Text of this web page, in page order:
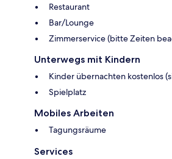
Restaurant
Bar/Lounge
Zimmerservice (bitte Zeiten
Unterwegs mit Kindern
Kinder übernachten kostenlos
Spielplatz
Mobiles Arbeiten
Tagungsräume
Services